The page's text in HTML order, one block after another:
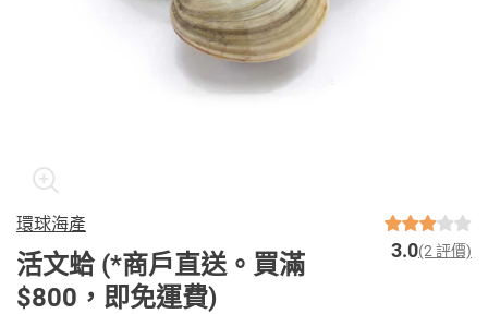
環球海產
活文蛤 (*商戶直送。買滿
$800，即免運費)
3.0(2 評價)